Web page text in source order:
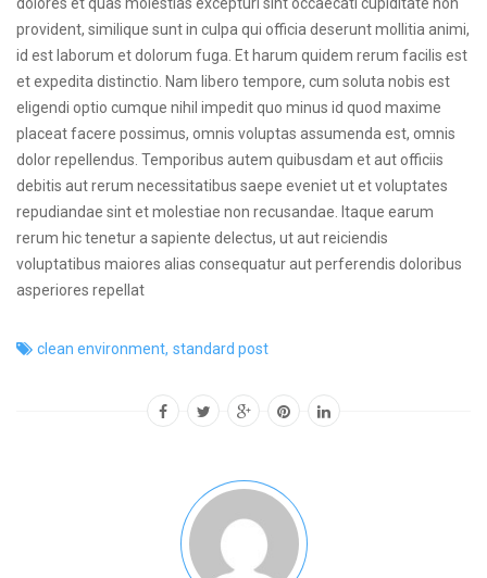
provident, similique sunt in culpa qui officia deserunt mollitia animi,
id est laborum et dolorum fuga. Et harum quidem rerum facilis est
et expedita distinctio. Nam libero tempore, cum soluta nobis est
eligendi optio cumque nihil impedit quo minus id quod maxime
placeat facere possimus, omnis voluptas assumenda est, omnis
dolor repellendus. Temporibus autem quibusdam et aut officiis
debitis aut rerum necessitatibus saepe eveniet ut et voluptates
repudiandae sint et molestiae non recusandae. Itaque earum
rerum hic tenetur a sapiente delectus, ut aut reiciendis
voluptatibus maiores alias consequatur aut perferendis doloribus
asperiores repellat
clean environment, standard post